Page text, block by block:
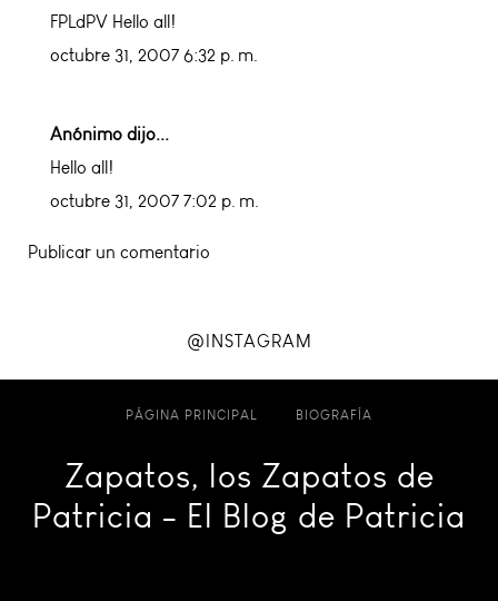
FPLdPV Hello all!
octubre 31, 2007 6:32 p. m.
Anónimo dijo...
Hello all!
octubre 31, 2007 7:02 p. m.
Publicar un comentario
@INSTAGRAM
PÁGINA PRINCIPAL BIOGRAFÍA
Zapatos, los Zapatos de
Patricia - El Blog de Patricia